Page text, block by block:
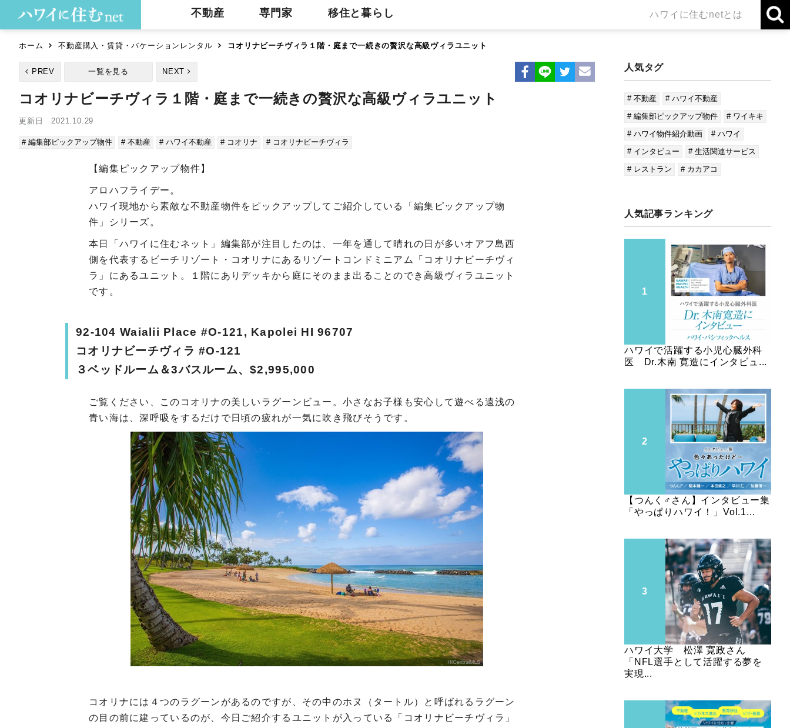
不動産 専門家 移住と暮らし ハワイに住むnetとは
ホーム 不動産購入・賃貸・バケーションレンタル コオリナビーチヴィラ１階・庭まで一続きの贅沢な高級ヴィラユニット
PREV 一覧を見る NEXT
コオリナビーチヴィラ１階・庭まで一続きの贅沢な高級ヴィラユニット
更新日 2021.10.29
# 編集部ピックアップ物件 # 不動産 # ハワイ不動産 # コオリナ # コオリナビーチヴィラ
【編集ピックアップ物件】
アロハフライデー。
ハワイ現地から素敵な不動産物件をピックアップしてご紹介している「編集ピックアップ物
件」シリーズ。
本日「ハワイに住むネット」編集部が注目したのは、一年を通して晴れの日が多いオアフ島西
側を代表するビーチリゾート・コオリナにあるリゾートコンドミニアム「コオリナビーチヴィ
ラ」にあるユニット。１階にありデッキから庭にそのまま出ることのでき高級ヴィラユニット
です。
92-104 Waialii Place #O-121, Kapolei HI 96707
コオリナビーチヴィラ #O-121
３ベッドルーム＆3バスルーム、$2,995,000
ご覧ください、このコオリナの美しいラグーンビュー。小さなお子様も安心して遊べる遠浅の
青い海は、深呼吸をするだけで日頃の疲れが一気に吹き飛びそうです。
コオリナには４つのラグーンがあるのですが、その中のホヌ（タートル）と呼ばれるラグーン
の目の前に建っているのが、今日ご紹介するユニットが入っている「コオリナビーチヴィラ」
人気タグ
# 不動産
# ハワイ不動産
# 編集部ピックアップ物件
# ワイキキ
# ハワイ物件紹介動画
# ハワイ
# インタビュー
# 生活関連サービス
# レストラン
# カカアコ
人気記事ランキング
ハワイで活躍する小児心臓外科
医 Dr.木南 寛造にインタビュ...
【つんく♂さん】インタビュー集
「やっぱりハワイ！」Vol.1...
ハワイ大学 松澤 寛政さん
「NFL選手として活躍する夢を
実現...